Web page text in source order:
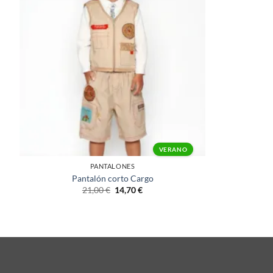
VERANO
PANTALONES
Pantalón corto Cargo
21,00€ 14,70€